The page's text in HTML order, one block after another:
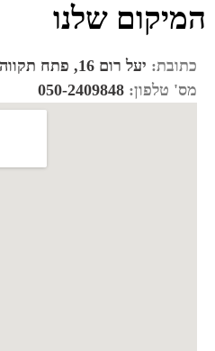
המיקום שלנו
כתובת: יעל רום 16, פתח תקווה
מס' טלפון: 050-2409848